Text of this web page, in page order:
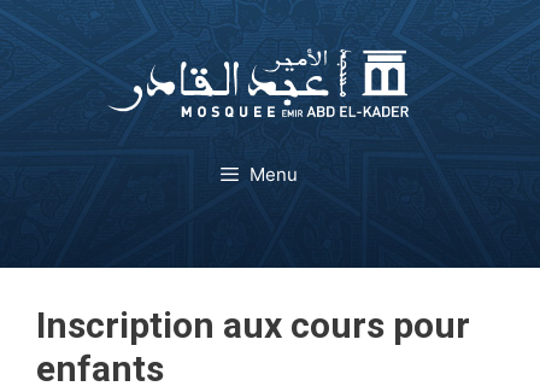
Aller
au
contenu
Menu
Inscription aux cours pour
enfants